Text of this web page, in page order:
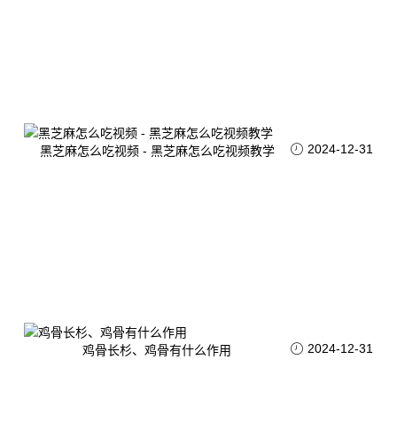
黑芝麻怎么吃视频 - 黑芝麻怎么吃视频教学 2024-12-31
鸡骨长杉、鸡骨有什么作用 2024-12-31